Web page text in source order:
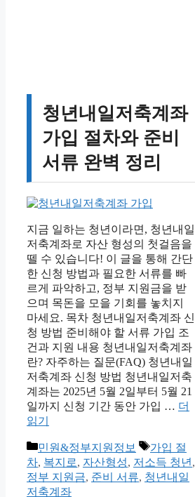
청년내일저축계좌
가입 절차와 준비
서류 완벽 정리
지금 일하는 청년이라면, 청년내일
저축계좌로 자산 형성의 첫걸음을
뗄 수 있습니다! 이 글을 통해 간단
한 신청 방법과 필요한 서류를 빠
르게 파악하고, 정부 지원금을 받
으며 목돈을 모을 기회를 놓치지
마세요. 목차 청년내일저축계좌 신
청 방법 준비해야 할 서류 가입 조
건과 지원 내용 청년내일저축계좌
란? 자주하는 질문(FAQ) 청년내일
저축계좌 신청 방법 청년내일저축
계좌는 2025년 5월 2일부터 5월 21
일까지 신청 기간 동안 가입 … 더
읽기
카
테
고
리
민원&정부지원정보
태
그
가입 절
차, 복지로, 자산형성, 저소득 청년 ,
정부 지원금, 준비 서류, 청년내일
저축계좌